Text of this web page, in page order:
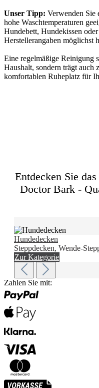
Unser Tipp: Verwenden Sie
hohe Waschtemperaturen
Hundebett, Hundekissen
Herstellerangaben möglichst
Eine regelmäßige Reinigung
Haushalt, sondern trägt auch
komfortablen Ruheplatz für
Entdecken Sie
Doctor Bark -
Hundedecken
Steppdecken, Wende-
Zur Kategorie
Zahlen Sie mit: